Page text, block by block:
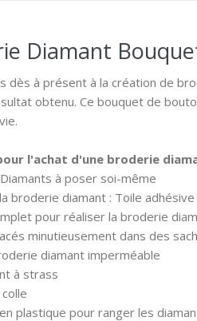
Diamant
dès à présent à la création de
obtenu. Ce bouquet de
l'achat d'une broderie
à poser soi-même
broderie diamant : Toile adhésive
pour réaliser la broderie
minutieusement dans des
diamant imperméable
à strass
plastique pour ranger les